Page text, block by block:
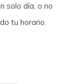
solo día, o no
tu horario.